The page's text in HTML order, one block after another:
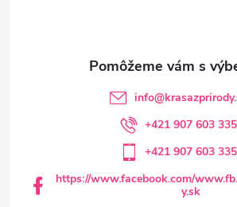
info@
+421 907 603 335
+421 907 603 335
https://www.facebook.com/
y.sk